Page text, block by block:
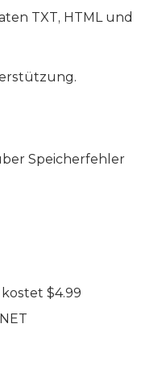
TXT, HTML und
Speicherfehler
$4.99